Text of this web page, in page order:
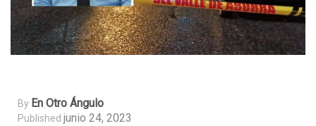
By En Otro Ángulo
Published junio 24, 2023